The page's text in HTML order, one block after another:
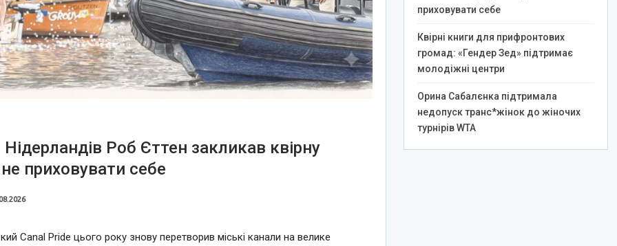
Роб Єттен закликав квірну
приховувати себе
Canal Pride цього року знову перетворив міські канали на велике
приховувати себе
Квірні книги для прифронтових
громад: «Гендер Зед» підтримає
молодіжні центри
Орина Сабалєнка підтримала
недопуск транс*жінок до жіночих
турнірів WTA